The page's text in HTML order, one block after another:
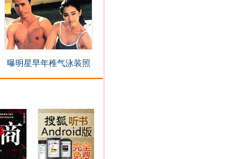
曝明星早年稚气泳装照